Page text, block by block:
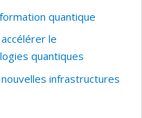
quantique
le
quantiques
infrastructures